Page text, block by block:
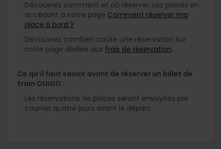
Découvrez comment et où réserver vos places en
accédant à notre page Comment réserver ma
place à bord ?
Découvrez combien coûte une réservation sur
notre page dédiée aux frais de réservation.
Ce qu’il faut savoir avant de réserver un billet de
train OUIGO :
Les réservations de places seront envoyées par
courrier quatre jours avant le départ.